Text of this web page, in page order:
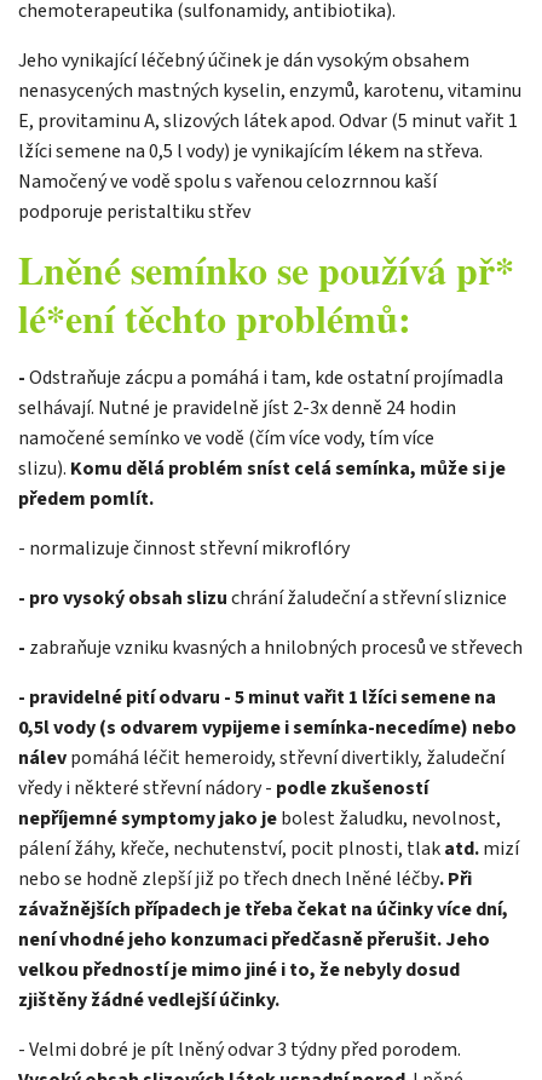
chemoterapeutika (sulfonamidy, antibiotika).
Jeho vynikající léčebný účinek je dán vysokým obsahem
nenasycených mastných kyselin, enzymů, karotenu, vitaminu
E, provitaminu A, slizových látek apod. Odvar (5 minut vařit 1
lžíci semene na 0,5 l vody) je vynikajícím lékem na střeva.
Namočený ve vodě spolu s vařenou celozrnnou kaší
podporuje peristaltiku střev
Lněné semínko se používá př*
lé*ení těchto problémů:
-Odstraňuje zácpu a pomáhá i tam, kde ostatní projímadla
selhávají. Nutné je pravidelně jíst 2-3x denně 24 hodin
namočené semínko ve vodě (čím více vody, tím více
slizu). Komu dělá problém sníst celá semínka, může si je
předem pomlít.
- normalizuje činnost střevní mikroflóry
- pro vysoký obsah slizuchrání žaludeční a střevní sliznice
- zabraňuje vzniku kvasných a hnilobných procesů ve střevech
- pravidelné pití odvaru - 5 minut vařit 1 lžíci semene na
0,5l vody (s odvarem vypijeme i semínka-necedíme) nebo
nálevpomáhá léčit hemeroidy, střevní divertikly, žaludeční
vředy i některé střevní nádory - podle zkušeností
nepříjemné symptomy jako jebolest žaludku, nevolnost,
pálení žáhy, křeče, nechutenství, pocit plnosti, tlakatd.mizí
nebo se hodně zlepší již po třech dnech lněné léčby. Při
závažnějších případech je třeba čekat na účinky více dní,
není vhodné jeho konzumaci předčasně přerušit. Jeho
velkou předností je mimo jiné i to, že nebyly dosud
zjištěny žádné vedlejší účinky.
- Velmi dobré je pít lněný odvar 3 týdny před porodem.